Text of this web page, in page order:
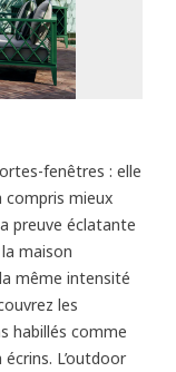
fenêtres : elle
compris mieux
preuve éclatante
maison
même intensité
les
habillés comme
L’outdoor